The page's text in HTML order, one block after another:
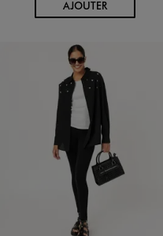
AJOUTERAU PANIER